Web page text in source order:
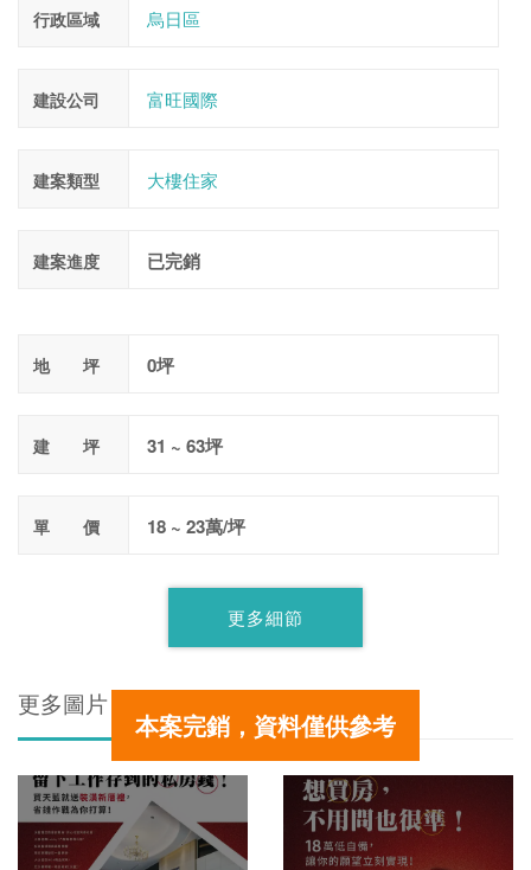
本案完銷，資料僅供參考
行政區域 烏日區
建設公司 富旺國際
建案類型 大樓住家
建案進度 已完銷
地 坪 0坪
建 坪 31 ~ 63坪
單 價 18 ~ 23萬/坪
更多細節
更多圖片